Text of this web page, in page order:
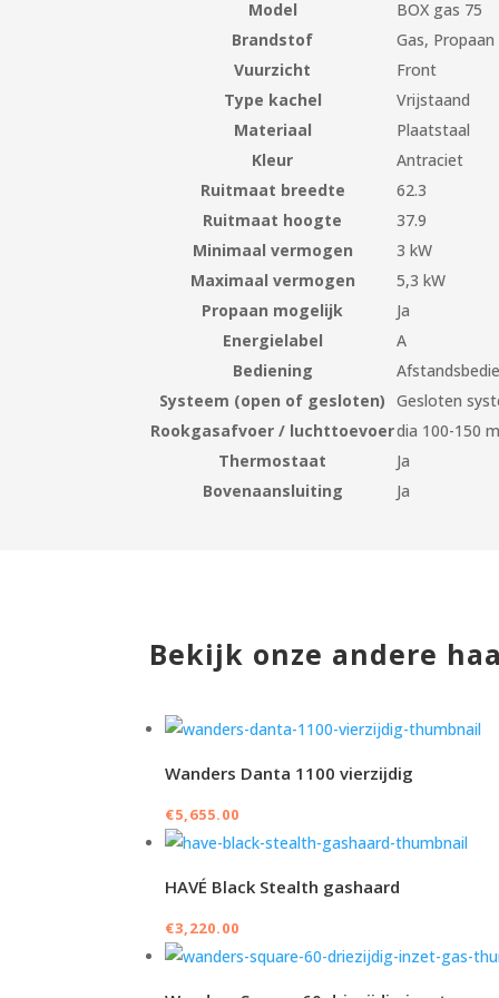
Model
BOX gas 75
Brandstof
Gas, Propaan
Vuurzicht
Front
Type kachel
Vrijstaand
Materiaal
Plaatstaal
Kleur
Antraciet
Ruitmaat breedte
62.3
Ruitmaat hoogte
37.9
Minimaal vermogen
3 kW
Maximaal vermogen
5,3 kW
Propaan mogelijk
Ja
Energielabel
A
Bediening
Systeem (open of gesloten)
Gesloten
Rookgasafvoer / luchttoevoerdia 100-150
Thermostaat
Ja
Bovenaansluiting
Ja
Bekijk onze andere
Wanders Danta 1100 vierzijdig
€5,655.00
HAVÉ Black Stealth gashaard
€3,220.00